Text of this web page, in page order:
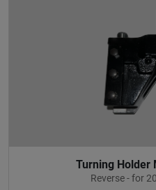
Turning Holder
Reverse - for